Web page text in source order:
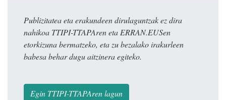
Publizitatea eta erakundeen dirulaguntzak ez dira
nahikoa TTIPI-TTAPAren eta ERRAN.EUSen
etorkizuna bermatzeko, eta zu bezalako irakurleen
babesa behar dugu aitzinera egiteko.
Egin TTIPI-TTAPAren lagun